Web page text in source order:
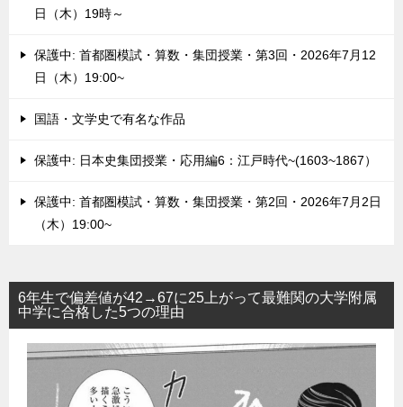
日（木）19時～
保護中: 首都圏模試・算数・集団授業・第3回・2026年7月12
日（木）19:00~
国語・文学史で有名な作品
保護中: 日本史集団授業・応用編6：江戸時代~(1603~1867）
保護中: 首都圏模試・算数・集団授業・第2回・2026年7月2日
（木）19:00~
6年生で偏差値が42→67に25上がって最難関の大学附属
中学に合格した5つの理由